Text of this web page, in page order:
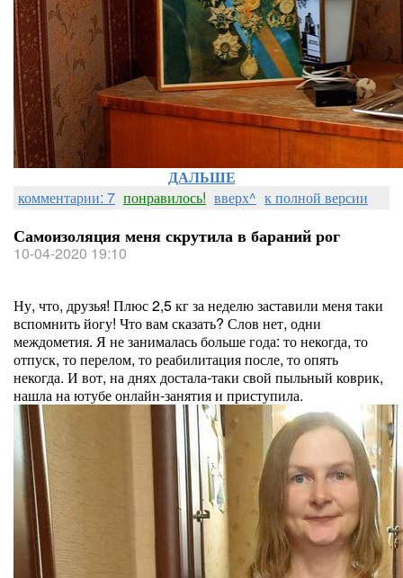
ДАЛЬШЕ
комментарии: 7 понравилось! вверх^ к полной версии
Самоизоляция меня скрутила в бараний рог
10-04-2020 19:10
Ну, что, друзья! Плюс 2,5 кг за неделю заставили меня таки
вспомнить йогу! Что вам сказать? Слов нет, одни
междометия. Я не занималась больше года: то некогда, то
отпуск, то перелом, то реабилитация после, то опять
некогда. И вот, на днях достала-таки свой пыльный коврик,
нашла на ютубе онлайн-занятия и приступила.